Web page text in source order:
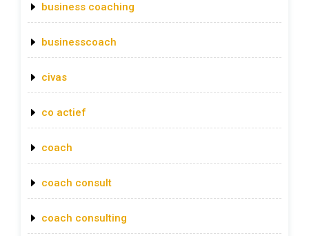
business coaching
businesscoach
civas
co actief
coach
coach consult
coach consulting